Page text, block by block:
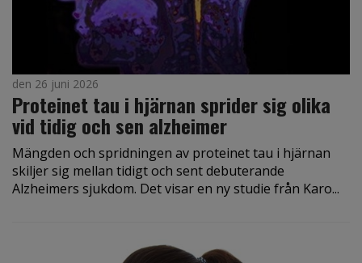
den 26 juni 2026
Proteinet tau i hjärnan sprider sig olika
vid tidig och sen alzheimer
Mängden och spridningen av proteinet tau i hjärnan
skiljer sig mellan tidigt och sent debuterande
Alzheimers sjukdom. Det visar en ny studie från Karo...